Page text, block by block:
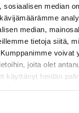
sosiaalisen median
median,
tietoja siitä,
voivat
joita olet
käyttänyt heidän
toimintaa ja